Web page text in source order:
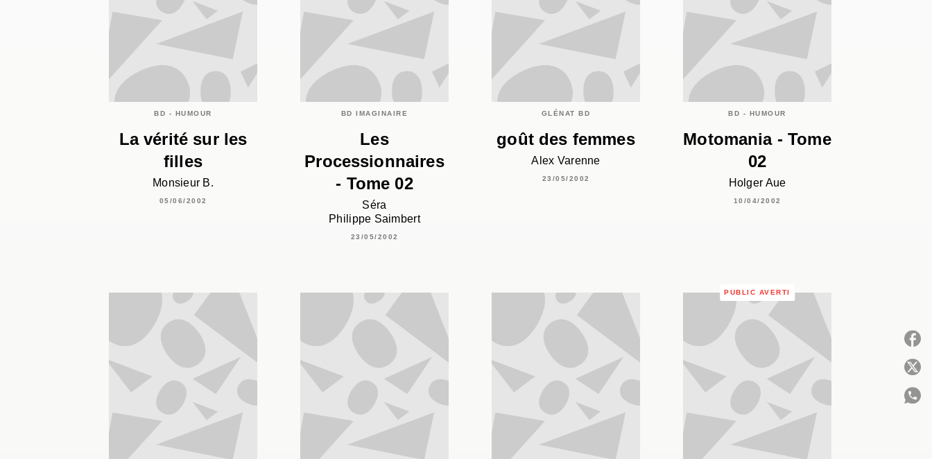
BD - HUMOUR
La vérité sur les
filles
Monsieur B.
05/06/2002
BD IMAGINAIRE
Les
Processionnaires
- Tome 02
Séra
Philippe Saimbert
23/05/2002
GLÉNAT BD
goût des femmes
Alex Varenne
23/05/2002
BD - HUMOUR
Motomania - Tome
02
Holger Aue
10/04/2002
PUBLIC AVERTI